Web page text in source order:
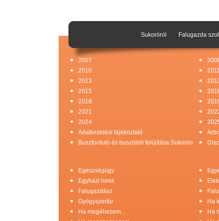
2007
2010
2013
2015
2018
2021
2024
Adatkezelési tájékoztató
Buszforduló és buszöböl felújítása Sukorón
Egészségügy
Egyházi hírek
Falugazdász
Gyógyszertár
Ha
Ha megéhezem...
Ha
Sukoróról Falugazda